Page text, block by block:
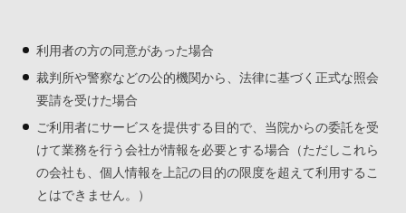
利用者の方の同意があった場合
裁判所や警察などの公的機関から、法律に基づく正式な照会
要請を受けた場合
ご利用者にサービスを提供する目的で、当院からの委託を受
けて業務を行う会社が情報を必要とする場合（ただしこれら
の会社も、個人情報を上記の目的の限度を超えて利用するこ
とはできません。）